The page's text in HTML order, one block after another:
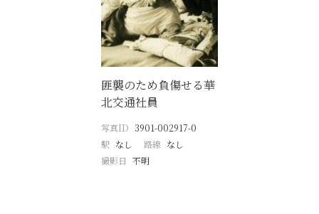
匪襲のため負傷せる華
北交通社員
写真ID 3901-002917-0
駅 なし 路線 なし
撮影日
不明